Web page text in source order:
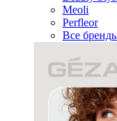
Meoli
Perfleor
Все